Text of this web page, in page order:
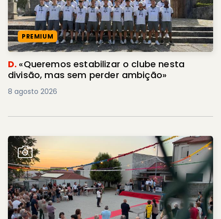
PREMIUM
D. «Queremos estabilizar o clube nesta
divisão, mas sem perder ambição»
8 agosto 2026